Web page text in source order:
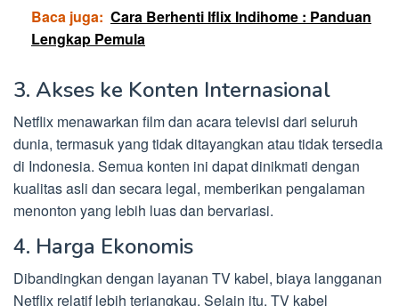
Baca juga: Cara Berhenti Iflix Indihome : Panduan
Lengkap Pemula
3. Akses ke Konten Internasional
Netflix menawarkan film dan acara televisi dari seluruh
dunia, termasuk yang tidak ditayangkan atau tidak tersedia
di Indonesia. Semua konten ini dapat dinikmati dengan
kualitas asli dan secara legal, memberikan pengalaman
menonton yang lebih luas dan bervariasi.
4. Harga Ekonomis
Dibandingkan dengan layanan TV kabel, biaya langganan
Netflix relatif lebih terjangkau. Selain itu, TV kabel